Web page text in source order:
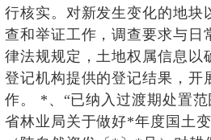
行核实。对新发生变化的地块
查和举证工作，调查要求与
律法规规定，土地权属信息以
登记机构提供的登记结果，开
作。 *、“已纳入过渡期处置
省林业局关于做好*年度国土